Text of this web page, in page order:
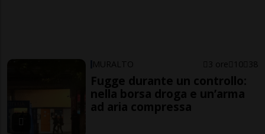
MURALTO 3 ore 10 38
Fugge durante un controllo:
nella borsa droga e un’arma
ad aria compressa